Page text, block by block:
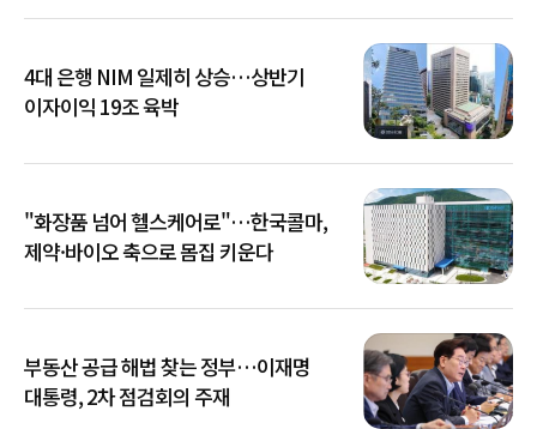
4대 은행 NIM 일제히 상승…상반기
이자이익 19조 육박
"화장품 넘어 헬스케어로"…한국콜마,
제약·바이오 축으로 몸집 키운다
부동산 공급 해법 찾는 정부…이재명
대통령, 2차 점검회의 주재